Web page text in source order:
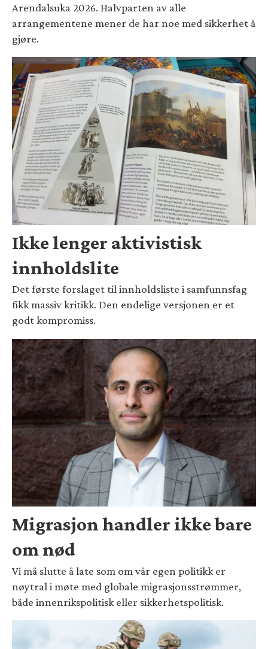
Arendalsuka 2026. Halvparten av alle
arrangementene mener de har noe med sikkerhet å
gjøre.
Ikke lenger aktivistisk
innholdslite
Det første forslaget til innholdsliste i samfunnsfag
fikk massiv kritikk. Den endelige versjonen er et
godt kompromiss.
Migrasjon handler ikke bare
om nød
Vi må slutte å late som om vår egen politikk er
nøytral i møte med globale migrasjonsstrømmer,
både innenrikspolitisk eller sikkerhetspolitisk.